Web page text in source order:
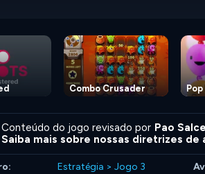
Combo Crusader
Conteúdo do jogo revisado por Pao
Saiba mais sobre nossas diretrizes de
Estratégia > Jogo 3